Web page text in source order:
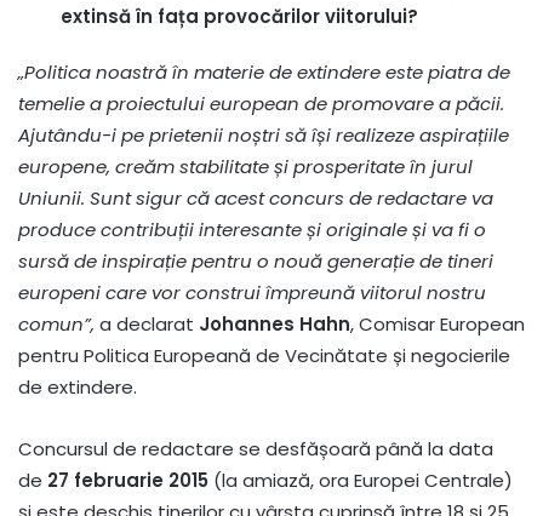
extinsă în fața provocărilor viitorului?
„Politica noastră în materie de extindere este piatra de
temelie a proiectului european de promovare a păcii.
Ajutându-i pe prietenii noștri să își realizeze aspirațiile
europene, creăm stabilitate și prosperitate în jurul
Uniunii. Sunt sigur că acest concurs de redactare va
produce contribuții interesante și originale și va fi o
sursă de inspirație pentru o nouă generație de tineri
europeni care vor construi împreună viitorul nostru
comun”, a declarat Johannes Hahn, Comisar European
pentru Politica Europeană de Vecinătate și negocierile
de extindere.
Concursul de redactare se desfășoară până la data
de 27 februarie 2015 (la amiază, ora Europei Centrale)